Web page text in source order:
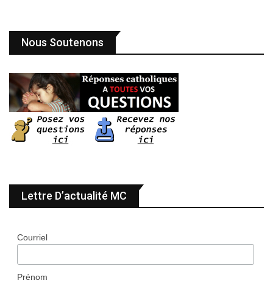
Nous Soutenons
Lettre D’actualité MC
Courriel
Prénom